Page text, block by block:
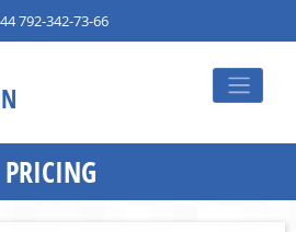
792-342-73-66
PRICING